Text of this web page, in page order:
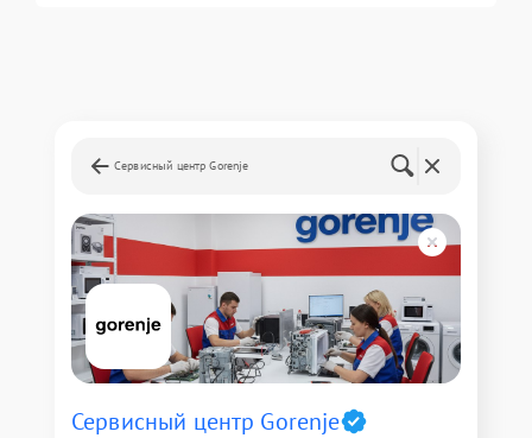
Сервисный центр Gorenje
Сервисный центр Gorenje